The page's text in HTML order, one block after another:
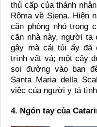
thủ cấp của thánh
Rôma về Siena. Hiện
căn phòng nhỏ trong
căn nhà này, người ta
gậy mà cái túi ấy đã
trình vất vả; một cây
soi đường vào ban
Santa Maria della
việc của người y tá
4. Ngón tay của